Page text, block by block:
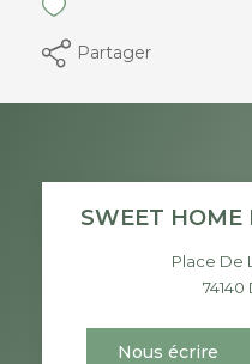
Partager
SWEET
Place De
74140
Nous écrire